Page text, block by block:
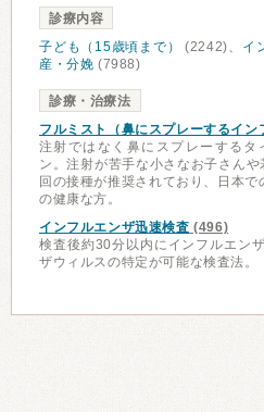
診療内容
子ども（15歳頃まで）
(2242)、 イ
産・分娩 (7988)
診療・治療法
フルミスト（鼻にスプレーするイン
注射ではなく鼻にスプレーするタ
ン。注射が苦手な小さなお子さん
回の接種が推奨されており、日本
の健康な方。
インフルエンザ迅速検査 (496)
検査後約30分以内にインフルエン
ザウィルスの特定が可能な検査法。